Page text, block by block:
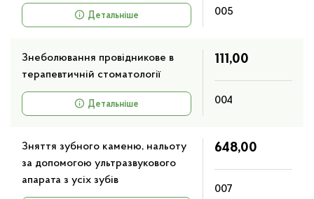
Теплотерапевтичні процедури
Інгаляційні процедури
Стоматологічні процедури
Лікувально-фізкультурні процедури
005
Детальніше
Знеболювання провідникове в
терапевтичній стоматології
111,00
004
Детальніше
Зняття зубного каменю, нальоту
за допомогою ультразвукового
апарата з усіх зубів
648,00
007